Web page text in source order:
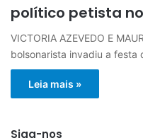
político petista no
VICTORIA AZEVEDO E
bolsonarista invadiu a festa
Leia mais »
Siga-nos